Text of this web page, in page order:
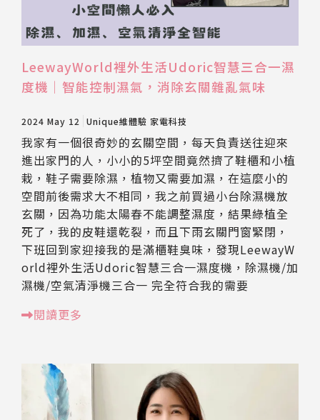
LeewayWorld裡外生活Udoric智慧三合一濕
度機｜智能控制濕氣，消除玄關雜亂氣味
2024 May 12 Unique維體驗 家電科技
我家有一個很奇妙的玄關空間，每天負責送往迎來
進出家門的人，小小的5坪空間竟然擠了鞋櫃和小植
栽，鞋子需要除濕，植物又需要加濕，在這麼小的
空間前後需求大不相同，我之前買過小台除濕機放
玄關，因為功能太陽春不能調整濕度，結果綠植全
死了，我的皮鞋還乾裂，而且下雨玄關門窗緊閉，
下班回到家迎接我的是滿櫃鞋臭味，發現LeewayW
orld裡外生活Udoric智慧三合一濕度機，除濕機/加
濕機/空氣清淨機三合一 完全符合我的需要
閱讀更多